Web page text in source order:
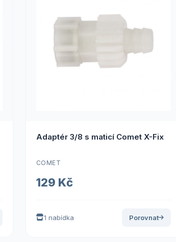
Adaptér 3/8 s maticí Comet X-Fix
COMET
129 Kč
1 nabídka Porovnat